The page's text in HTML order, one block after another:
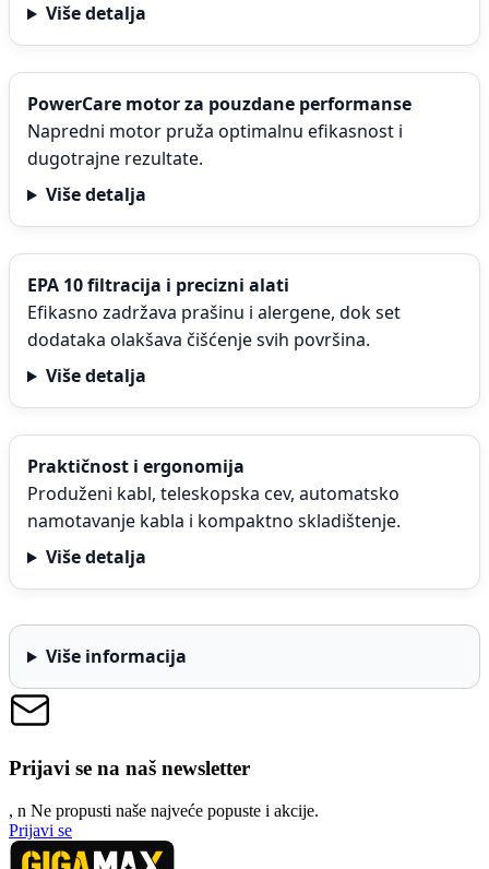
Više detalja
PowerCare motor za pouzdane performanse
Napredni motor pruža optimalnu efikasnost i
dugotrajne rezultate.
Više detalja
EPA 10 filtracija i precizni alati
Efikasno zadržava prašinu i alergene, dok set
dodataka olakšava čišćenje svih površina.
Više detalja
Praktičnost i ergonomija
Produženi kabl, teleskopska cev, automatsko
namotavanje kabla i kompaktno skladištenje.
Više detalja
Više informacija
Prijavi se na naš newsletter
, n Ne propusti naše najveće popuste i akcije.
Prijavi se